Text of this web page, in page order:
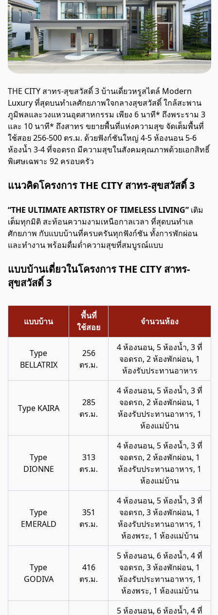
THE CITY สาทร-สุขสวัสดิ์ 3 บ้านเดี่ยวหรูสไตล์ Modern
Luxury ที่สุดบนทำเลศักยภาพใจกลางสุขสวัสดิ์ ใกล้สะพาน
ภูมิพลและวงแหวนอุตสาหกรรม เพียง 6 นาที* ถึงพระราม 3
และ 10 นาที* ถึงสาทร ขยายพื้นที่แห่งความสุข จัดเต็มพื้นที่
ใช้สอย 256-500 ตร.ม. ด้วยฟังก์ชันใหญ่ 4-5 ห้องนอน 5-6
ห้องน้ำ 3-4 ที่จอดรถ มีความสุขในสังคมคุณภาพด้วยเอกสิทธิ์
พิเศษเฉพาะ 92 ครอบครัว
แนวคิดโครงการ THE CITY สาทร-สุขสวัสดิ์ 3
“THE ULTIMATE ARTISTRY OF TIMELESS LIVING” เติม
เต็มทุกมิติ สะท้อนความงามเหนือกาลเวลา ที่สุดบนทำเล
ศักยภาพ กับแบบบ้านที่ครบครันทุกฟังก์ชัน ทั้งการพักผ่อน
และทำงาน พร้อมดื่มด่ำความสุขที่สมบูรณ์แบบ
แบบบ้านเดี่ยวในโครงการ THE CITY สาทร-
สุขสวัสดิ์ 3
แบบบ้าน
พื้นที่
ใช้สอย
จำนวนห้อง
Type
BELLATRIX
256
ตร.ม.
4 ห้องนอน, 5 ห้องน้ำ, 3 ที่
จอดรถ, 2 ห้องพักผ่อน, 1
ห้องรับประทานอาหาร
Type KAIRA
285
ตร.ม.
4 ห้องนอน, 5 ห้องน้ำ, 3 ที่
จอดรถ, 2 ห้องพักผ่อน, 1
ห้องรับประทานอาหาร, 1
ห้องแม่บ้าน
Type
DIONNE
313
ตร.ม.
4 ห้องนอน, 5 ห้องน้ำ, 3 ที่
จอดรถ, 2 ห้องพักผ่อน, 1
ห้องรับประทานอาหาร, 1
ห้องแม่บ้าน
Type
EMERALD
351
ตร.ม.
4 ห้องนอน, 5 ห้องน้ำ, 3 ที่
จอดรถ, 3 ห้องพักผ่อน, 1
ห้องรับประทานอาหาร, 1
ห้องพระ, 1 ห้องแม่บ้าน
Type
GODIVA
416
ตร.ม.
5 ห้องนอน, 6 ห้องน้ำ, 4 ที่
จอดรถ, 3 ห้องพักผ่อน, 1
ห้องรับประทานอาหาร, 1
ห้องพระ, 1 ห้องแม่บ้าน
5 ห้องนอน, 6 ห้องน้ำ, 4 ที่